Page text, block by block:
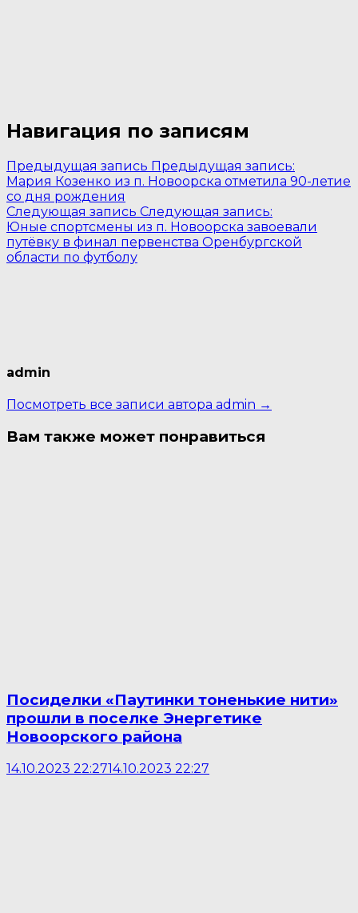
Навигация по записям
Предыдущая запись Предыдущая запись:
Мария Козенко из п. Новоорска отметила 90-летие
со дня рождения
Следующая запись Следующая запись:
Юные спортсмены из п. Новоорска завоевали
путёвку в финал первенства Оренбургской
области по футболу
admin
Посмотреть все записи автора admin →
Вам также может понравиться
Посиделки «Паутинки тоненькие нити»
прошли в поселке Энергетике
Новоорского района
14.10.2023 22:2714.10.2023 22:27